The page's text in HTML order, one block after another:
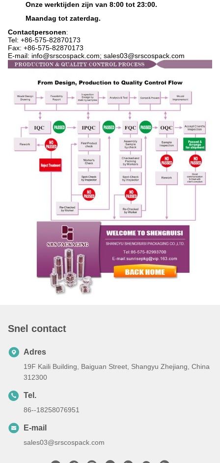
Onze werktijden zijn van 8:00 tot 23:00.
Maandag tot zaterdag.
Contactpersonen:
Tel: +86-575-82870173
Fax: +86-575-82870173
E-mail: info@srscospack.com; sales03@srscospack.com
Snel contact
Adres
19F Kaili Building, Baiguan Street, Shangyu Zhejiang, China
312300
Tel.
86--18258076951
E-mail
sales03@srscospack.com